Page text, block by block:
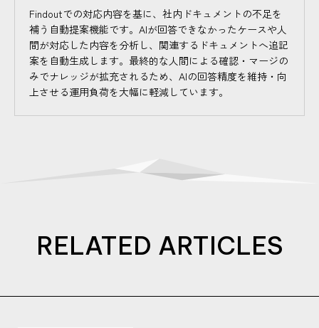
Findoutでの対応内容を基に、社内ドキュメントの不足を
補う自動提案機能です。AIが回答できなかったケースや人
間が対応した内容を分析し、関連するドキュメントへ追記
案を自動生成します。最終的な人間による確認・マージの
みでナレッジが拡充されるため、AIの回答精度を維持・向
上させる運用負荷を大幅に軽減しています。
RELATED ARTICLES